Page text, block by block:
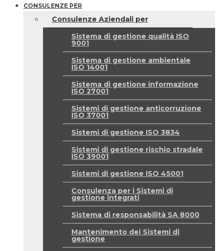
CONSULENZE PER
Consulenze Aziendali per
Sistema di gestione qualità ISO
9001
Sistema di gestione ambientale
ISO 14001
Sistema di gestione informazione
ISO 27001
Sistemi di gestione anticorruzione
ISO 37001
Sistemi di gestione ISO 3834
Sistemi di gestione rischio stradale
ISO 39001
Sistemi di gestione ISO 45001
Consulenza per i Sistemi di
gestione integrati
Sistema di responsabilità SA 8000
Mantenimento dei Sistemi di
gestione